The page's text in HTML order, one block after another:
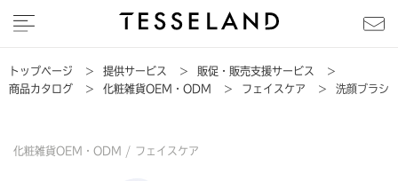
トップページ > 提供サービス > 販促・販売支援サービス
>
商品カタログ
> 化粧雑貨OEM・ODM > フェイスケア > 洗顔ブラシ
化粧雑貨OEM・ODM / フェイスケア